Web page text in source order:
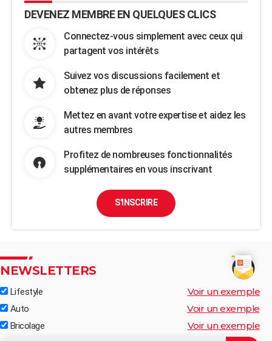
DEVENEZ MEMBRE EN QUELQUES CLICS
Connectez-vous simplement avec ceux qui
partagent vos intérêts
Suivez vos discussions facilement et
obtenez plus de réponses
Mettez en avant votre expertise et aidez les
autres membres
Profitez de nombreuses fonctionnalités
supplémentaires en vous inscrivant
S'INSCRIRE
NEWSLETTERS
Lifestyle Voir un exemple
Auto Voir un exemple
Bricolage Voir un exemple